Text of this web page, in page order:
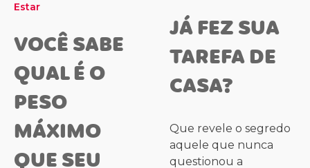
Estar
VOCÊ SABE
QUAL É O
PESO
MÁXIMO
JÁ FEZ SUA
TAREFA DE
CASA?
Que revele o segredo
aquele que nunca
questionou a